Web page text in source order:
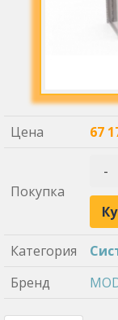
Цена 67
Покупка
-
Категория
Бренд